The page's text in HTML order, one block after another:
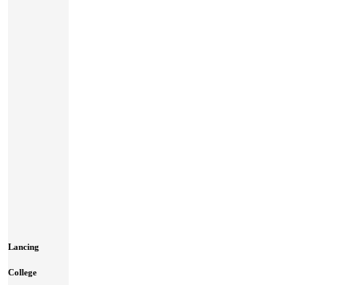
College
싱
Lancing
College